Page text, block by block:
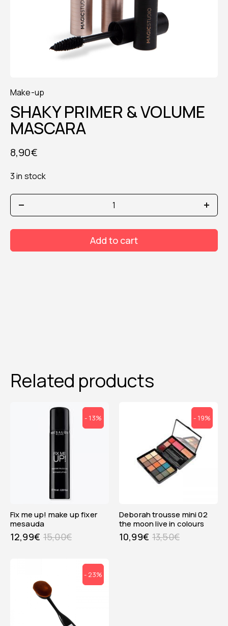
Make-up
SHAKY PRIMER & VOLUME
MASCARA
8,90€
3 in stock
SHAKY
PRIMER
VOLUME
quantity
Add to cart
Related products
- 13%
fix me up! make up fixer
mesauda
15,00€
12,99€
- 19%
deborah trousse mini 02
the moon live in colours
13,50€
10,99€
- 23%